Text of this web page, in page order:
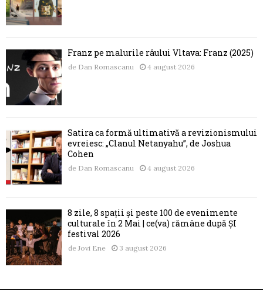
Franz pe malurile râului Vltava: Franz (2025)
de Dan Romascanu 4 august 2026
Satira ca formă ultimativă a revizionismului
evreiesc: „Clanul Netanyahu”, de Joshua
Cohen
de Dan Romascanu 4 august 2026
8 zile, 8 spații și peste 100 de evenimente
culturale în 2 Mai | ce(va) rămâne după ȘI
festival 2026
de Jovi Ene 3 august 2026